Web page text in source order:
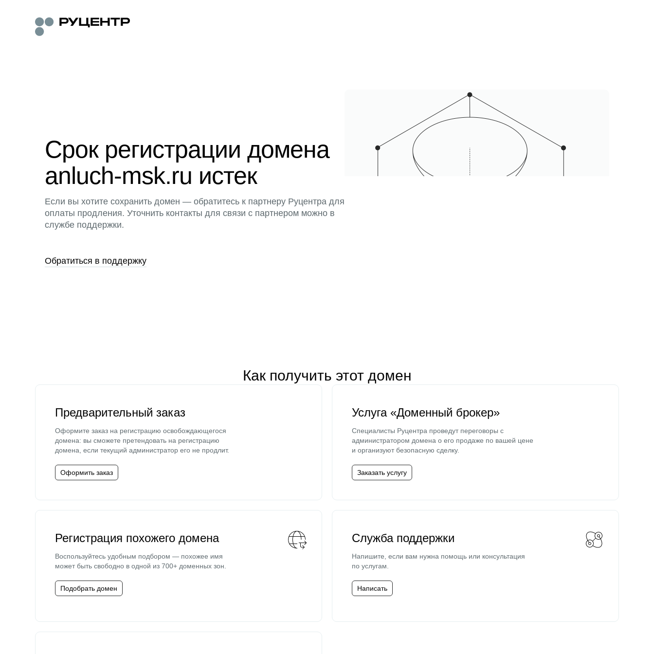
Срок регистрации домена
anluch-msk.ru истек
Если вы хотите сохранить домен — обратитесь к партнеру Руцентра для
оплаты продления. Уточнить контакты для связи с партнером можно в
службе поддержки.
Обратиться в поддержку
Как получить этот домен
Предварительный заказ
Оформите заказ на регистрацию освобождающегося
домена: вы сможете претендовать на регистрацию
домена, если текущий администратор его не продлит.
Оформить заказ
Услуга «Доменный брокер»
Специалисты Руцентра проведут переговоры с
администратором домена о его продаже по вашей цене
и организуют безопасную сделку.
Заказать услугу
Регистрация похожего домена
Воспользуйтесь удобным подбором — похожее имя
может быть свободно в одной из 700+ доменных зон.
Подобрать домен
Служба поддержки
Напишите, если вам нужна помощь или консультация
по услугам.
Написать